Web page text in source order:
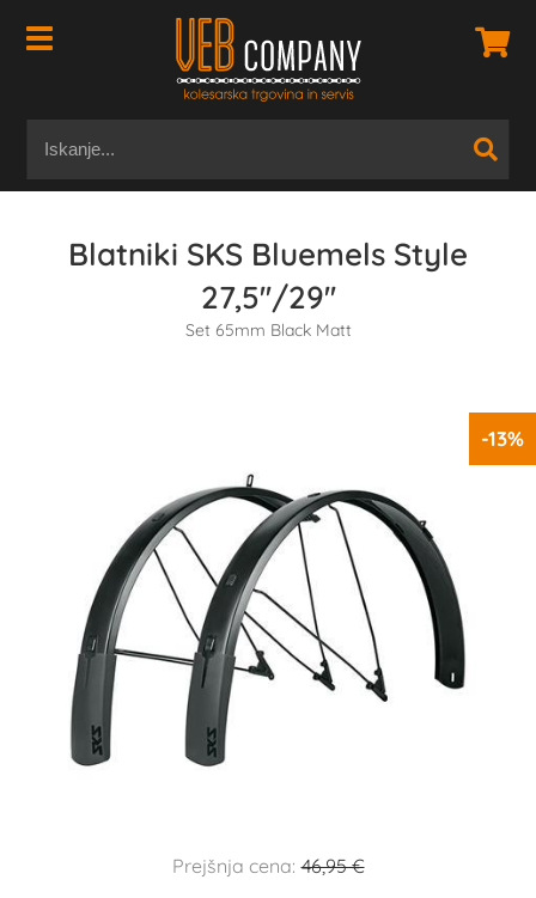
Blatniki SKS Bluemels Style
27,5''/29''
Set 65mm Black Matt
-13%
Prejšnja cena: 46,95 €